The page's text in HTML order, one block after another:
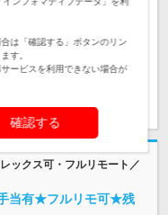
度を設けています。
ックス可・フルリモート／
当有★フルリモ可★残
は「確認する」ボタンのリン
す。
ービスを利用できない場合が
確認する